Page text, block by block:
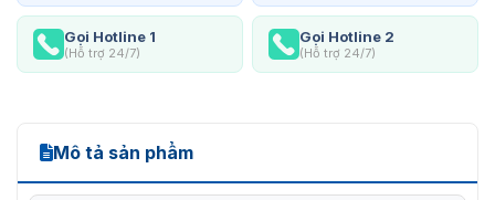
Gọi Hotline 1
(Hỗ trợ 24/7)
Gọi Hotline 2
(Hỗ trợ 24/7)
Mô tả sản phẩm